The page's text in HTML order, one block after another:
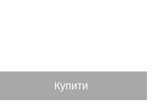
Купити